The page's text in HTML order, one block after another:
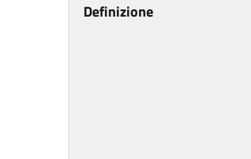
Definizione